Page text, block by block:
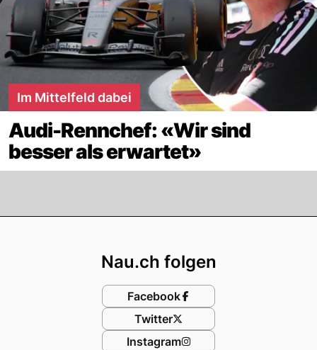
Im Mittelfeld dabei
Audi-Rennchef: «Wir sind
besser als erwartet»
Nau.ch folgen
Facebook
Twitter
Instagram